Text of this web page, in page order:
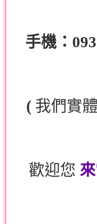
手機：
( 我們實
歡迎您